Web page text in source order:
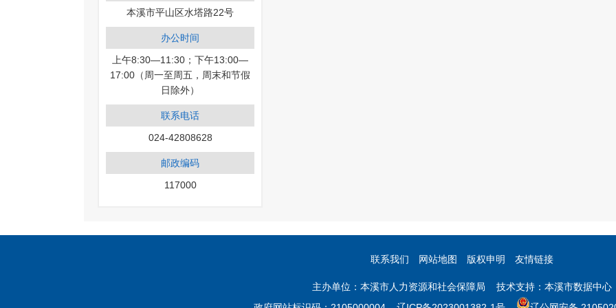
本溪市平山区水塔路22号
办公时间
上午8:30—11:30；下午13:00—
17:00（周一至周五，周末和节假
日除外）
联系电话
024-42808628
邮政编码
117000
联系我们 网站地图 版权申明 友情链接
主办单位：本溪市人力资源和社会保障局 技术支持：本溪市数据中心